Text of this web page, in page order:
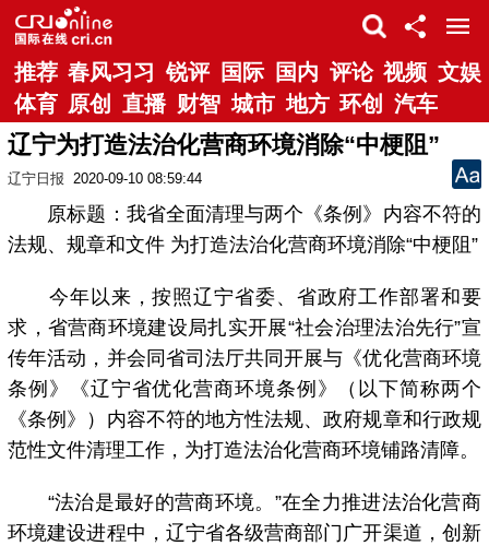
推荐 春风习习 锐评 国际 国内 评论 视频 文娱
体育 原创 直播 财智 城市 地方 环创 汽车
辽宁为打造法治化营商环境消除“中梗阻”
辽宁日报 2020-09-10 08:59:44
原标题：我省全面清理与两个《条例》内容不符的
法规、规章和文件 为打造法治化营商环境消除“中梗阻”
今年以来，按照辽宁省委、省政府工作部署和要
求，省营商环境建设局扎实开展“社会治理法治先行”宣
传年活动，并会同省司法厅共同开展与《优化营商环境
条例》《辽宁省优化营商环境条例》（以下简称两个
《条例》）内容不符的地方性法规、政府规章和行政规
范性文件清理工作，为打造法治化营商环境铺路清障。
“法治是最好的营商环境。”在全力推进法治化营商
环境建设进程中，辽宁省各级营商部门广开渠道，创新